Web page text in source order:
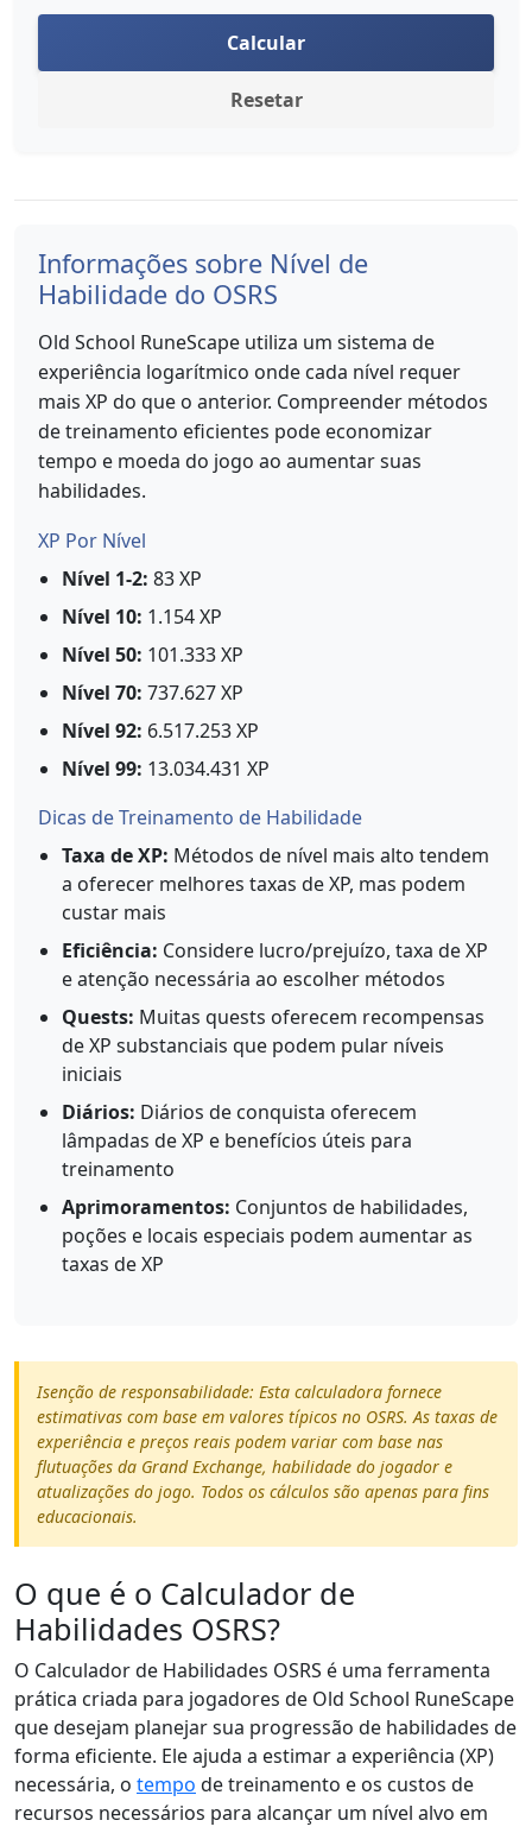
Calcular
Resetar
Informações sobre Nível de
Habilidade do OSRS
Old School RuneScape utiliza um sistema de
experiência logarítmico onde cada nível requer
mais XP do que o anterior. Compreender métodos
de treinamento eficientes pode economizar
tempo e moeda do jogo ao aumentar suas
habilidades.
XP Por Nível
Nível 1-2: 83 XP
Nível 10: 1.154 XP
Nível 50: 101.333 XP
Nível 70: 737.627 XP
Nível 92: 6.517.253 XP
Nível 99: 13.034.431 XP
Dicas de Treinamento de Habilidade
Taxa de XP: Métodos de nível mais alto tendem
a oferecer melhores taxas de XP, mas podem
custar mais
Eficiência: Considere lucro/prejuízo, taxa de XP
e atenção necessária ao escolher métodos
Quests: Muitas quests oferecem recompensas
de XP substanciais que podem pular níveis
iniciais
Diários: Diários de conquista oferecem
lâmpadas de XP e benefícios úteis para
treinamento
Aprimoramentos: Conjuntos de habilidades,
poções e locais especiais podem aumentar as
taxas de XP
Isenção de responsabilidade: Esta calculadora fornece
estimativas com base em valores típicos no OSRS. As taxas de
experiência e preços reais podem variar com base nas
flutuações da Grand Exchange, habilidade do jogador e
atualizações do jogo. Todos os cálculos são apenas para fins
educacionais.
O que é o Calculador de
Habilidades OSRS?
O Calculador de Habilidades OSRS é uma ferramenta
prática criada para jogadores de Old School RuneScape
que desejam planejar sua progressão de habilidades de
forma eficiente. Ele ajuda a estimar a experiência (XP)
necessária, o tempo de treinamento e os custos de
recursos necessários para alcançar um nível alvo em